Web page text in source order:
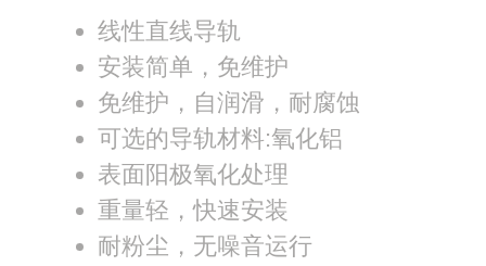
线性直线导轨
安装简单，免维护
免维护，自润滑，耐腐蚀
可选的导轨材料:氧化铝
表面阳极氧化处理
重量轻，快速安装
耐粉尘，无噪音运行